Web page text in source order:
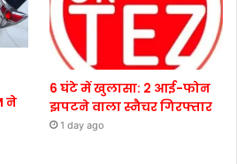
ने
6 घंटे में खुलासा: 2 आई-फोन
झपटने वाला स्नैचर गिरफ्तार
1 day ago